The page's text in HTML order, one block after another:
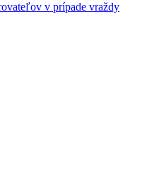
v prípade vraždy